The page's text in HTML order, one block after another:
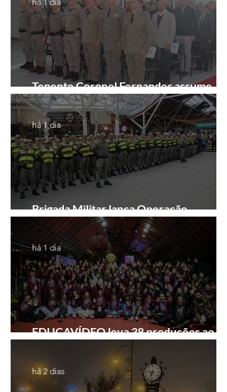
Tenente Coronel Fernandes assume
comando do 41º BPM em Gramado
Brigada Militar lança Operação
Convergência na Região das Hortênsias
há 1 dia
EDUCAVÍDEO leva 38 produções ao
Festival de Cinema de Gramado
há 1 dia
há 2 dias